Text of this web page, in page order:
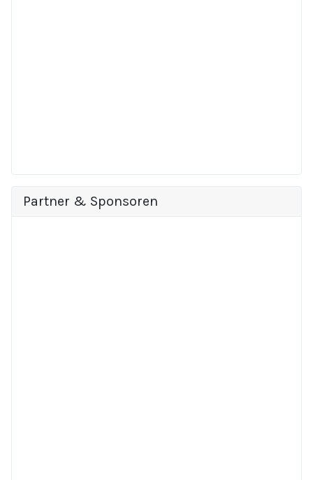
Partner & Sponsoren